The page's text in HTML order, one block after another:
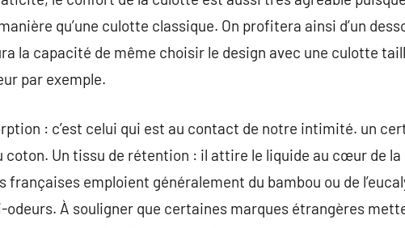
qu’une culotte classique. On profitera ainsi d’un
la capacité de même choisir le design avec une culotte
par exemple.
: c’est celui qui est au contact de notre intimité. un
coton. Un tissu de rétention : il attire le liquide au cœur de
françaises emploient généralement du bambou ou de
À souligner que certaines marques étrangères